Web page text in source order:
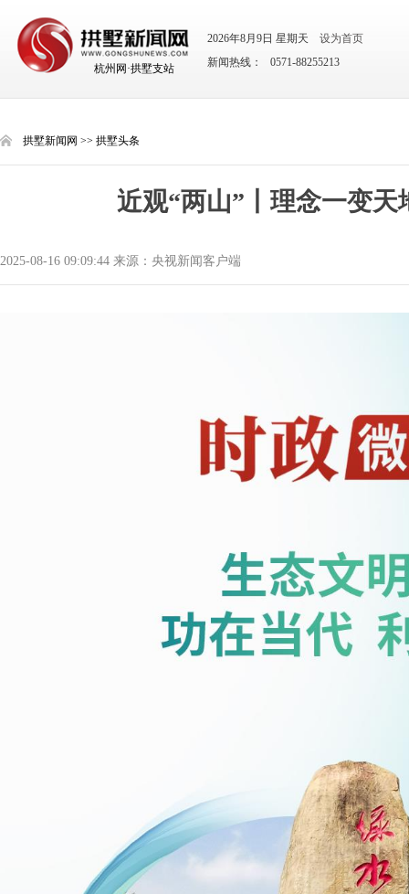
杭州网·拱墅支站
2026年8月9日 星期天
设为首页
新闻热线： 0571-88255213
拱墅新闻网 >> 拱墅头条
近观“两山”丨理念一变天
2025-08-16 09:09:44 来源：央视新闻客户端